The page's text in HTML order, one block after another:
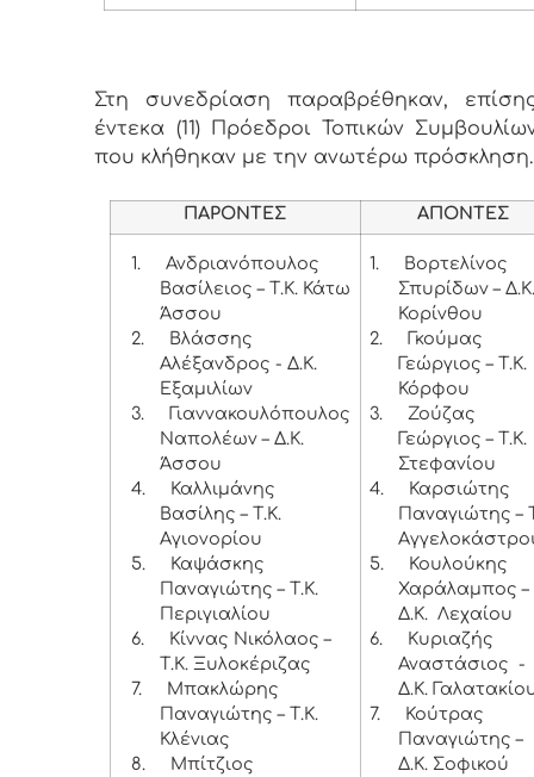
Στη συνεδρίαση παραβρέθηκαν,
έντεκα (11) Πρόεδροι Τοπικών
που κλήθηκαν με την ανωτέρω
ΠΑΡΟΝΤΕΣ ΑΠΟΝΤΕΣ
1.
Ανδριανόπουλος
Βασίλειος – Τ.Κ. Κάτω
Άσσου
2.
Βλάσσης
Αλέξανδρος - Δ.Κ.
Εξαμιλίων
3.
Γιαννακουλόπουλος
Ναπολέων – Δ.Κ.
Άσσου
4.
Καλλιμάνης
Βασίλης – Τ.Κ.
Αγιονορίου
5.
Καψάσκης
Παναγιώτης – Τ.Κ.
Περιγιαλίου
6.
Κίννας Νικόλαος –
Τ.Κ. Ξυλοκέριζας
7.
Μπακλώρης
Παναγιώτης – Τ.Κ.
Κλένιας
8.
Μπίτζιος
1.
Βορτελίνος
Σπυρίδων –
Κορίνθου
2.
Γκούμας
Γεώργιος – Τ.Κ.
Κόρφου
3.
Ζούζας
Γεώργιος – Τ.Κ.
Στεφανίου
4.
Καρσιώτης
Παναγιώτης –
5.
Κουλούκης
Χαράλαμπος –
Δ.Κ. Λεχαίου
6.
Κυριαζής
Αναστάσιος -
Δ.Κ.
7.
Κούτρας
Παναγιώτης –
Δ.Κ. Σοφικού